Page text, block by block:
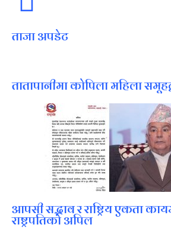
ताजा अपडेट
तातापानीमा कोपिला महिला
आपसी सद्भाव र राष्ट्रिय एकता
राष्ट्रपतिको अपिल